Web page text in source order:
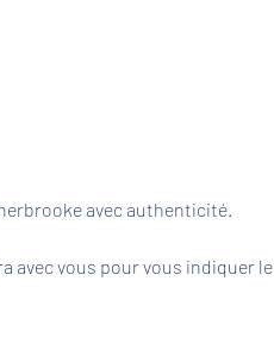
avec authenticité.
avec vous pour vous indiquer le